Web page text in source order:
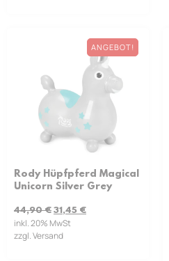
ANGEBOT!
Rody Hüpfpferd Magical
Unicorn Silver Grey
44,90€ 31,45 €
inkl. 20% MwSt
zzgl. Versand